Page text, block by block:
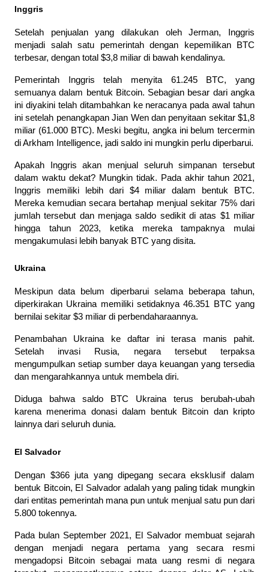
Inggris
Setelah penjualan yang dilakukan oleh Jerman, Inggris
menjadi salah satu pemerintah dengan kepemilikan BTC
terbesar, dengan total $3,8 miliar di bawah kendalinya.
Pemerintah Inggris telah menyita 61.245 BTC, yang
semuanya dalam bentuk Bitcoin. Sebagian besar dari angka
ini diyakini telah ditambahkan ke neracanya pada awal tahun
ini setelah penangkapan Jian Wen dan penyitaan sekitar $1,8
miliar (61.000 BTC). Meski begitu, angka ini belum tercermin
di Arkham Intelligence, jadi saldo ini mungkin perlu diperbarui.
Apakah Inggris akan menjual seluruh simpanan tersebut
dalam waktu dekat? Mungkin tidak. Pada akhir tahun 2021,
Inggris memiliki lebih dari $4 miliar dalam bentuk BTC.
Mereka kemudian secara bertahap menjual sekitar 75% dari
jumlah tersebut dan menjaga saldo sedikit di atas $1 miliar
hingga tahun 2023, ketika mereka tampaknya mulai
mengakumulasi lebih banyak BTC yang disita.
Ukraina
Meskipun data belum diperbarui selama beberapa tahun,
diperkirakan Ukraina memiliki setidaknya 46.351 BTC yang
bernilai sekitar $3 miliar di perbendaharaannya.
Penambahan Ukraina ke daftar ini terasa manis pahit.
Setelah invasi Rusia, negara tersebut terpaksa
mengumpulkan setiap sumber daya keuangan yang tersedia
dan mengarahkannya untuk membela diri.
Diduga bahwa saldo BTC Ukraina terus berubah-ubah
karena menerima donasi dalam bentuk Bitcoin dan kripto
lainnya dari seluruh dunia.
El Salvador
Dengan $366 juta yang dipegang secara eksklusif dalam
bentuk Bitcoin, El Salvador adalah yang paling tidak mungkin
dari entitas pemerintah mana pun untuk menjual satu pun dari
5.800 tokennya.
Pada bulan September 2021, El Salvador membuat sejarah
dengan menjadi negara pertama yang secara resmi
mengadopsi Bitcoin sebagai mata uang resmi di negara